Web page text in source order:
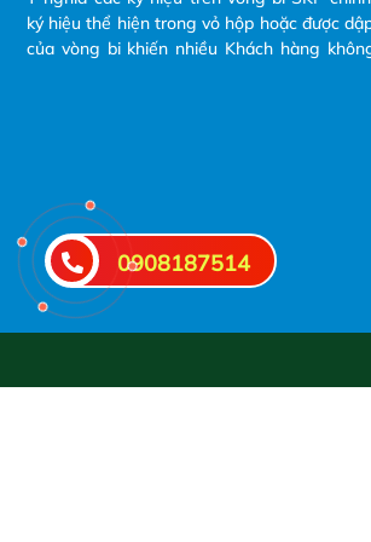
ký hiệu thể hiện trong vỏ hộp hoặc được
của vòng bi khiến nhiều Khách hàng
0908187514